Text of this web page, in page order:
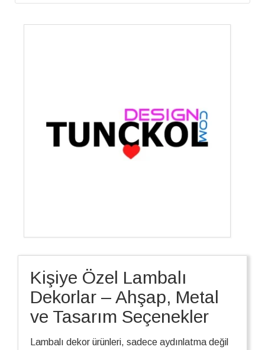
Kişiye Özel Lambalı
Dekorlar – Ahşap, Metal
ve Tasarım Seçenekler
Lambalı dekor ürünleri, sadece aydınlatma değil